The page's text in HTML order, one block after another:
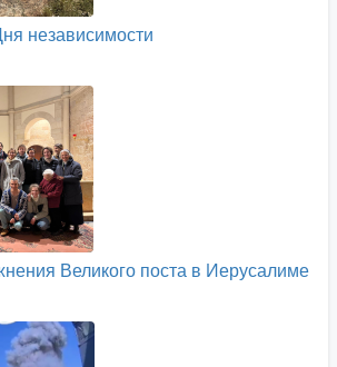
независимости
Великого поста в Иерусалиме